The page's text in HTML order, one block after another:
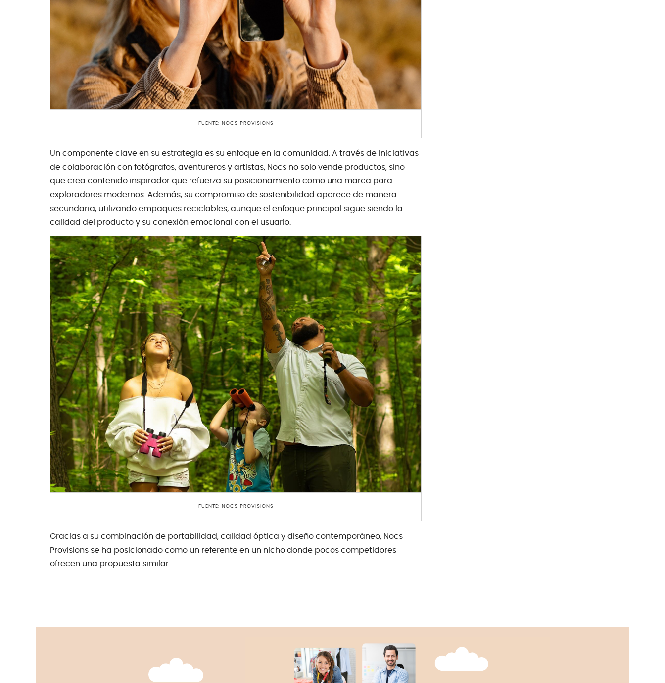
FUENTE: NOCS PROVISIONS
Un componente clave en su estrategia es su enfoque en la comunidad. A través de iniciativas
de colaboración con fotógrafos, aventureros y artistas, Nocs no solo vende productos, sino
que crea contenido inspirador que refuerza su posicionamiento como una marca para
exploradores modernos. Además, su compromiso de sostenibilidad aparece de manera
secundaria, utilizando empaques reciclables, aunque el enfoque principal sigue siendo la
calidad del producto y su conexión emocional con el usuario.
FUENTE: NOCS PROVISIONS
Gracias a su combinación de portabilidad, calidad óptica y diseño contemporáneo, Nocs
Provisions se ha posicionado como un referente en un nicho donde pocos competidores
ofrecen una propuesta similar.